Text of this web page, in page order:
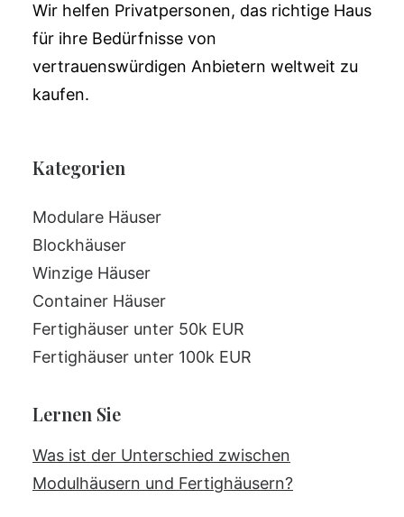
Wir helfen Privatpersonen, das richtige Haus
für ihre Bedürfnisse von
vertrauenswürdigen Anbietern weltweit zu
kaufen.
Kategorien
Modulare Häuser
Blockhäuser
Winzige Häuser
Container Häuser
Fertighäuser unter 50k EUR
Fertighäuser unter 100k EUR
Lernen Sie
Was ist der Unterschied zwischen
Modulhäusern und Fertighäusern?